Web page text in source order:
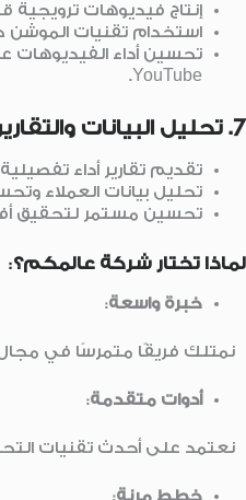
إنتاج فيديوهات ترويجية
استخدام تقنيات الموشن
تحسين أداء الفيديوهات
YouTube.
7. تحليل البيانات والتقارير
تقديم تقارير أداء
تحليل بيانات العملاء
تحسين مستمر لتحقيق
لماذا تختار شركة عالمكم؟:
خبرة واسعة:
نمتلك فريقًا متمرسًا في
أدوات متقدمة:
نعتمد على أحدث تقنيات
خطط مرنة: